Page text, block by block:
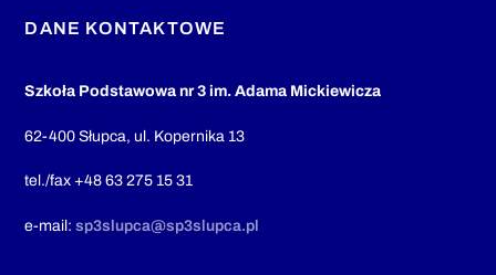
DANE KONTAKTOWE
Szkoła Podstawowa nr 3 im. Adama Mickiewicza
62-400 Słupca, ul. Kopernika 13
tel./fax +48 63 275 15 31
e-mail:sp3slupca@sp3slupca.pl